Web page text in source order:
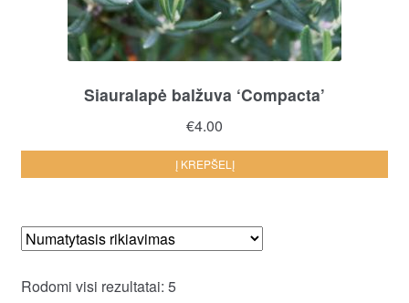
Siauralapė balžuva ‘Compacta’
€4.00
Į KREPŠELĮ
Rodomi visi rezultatai: 5